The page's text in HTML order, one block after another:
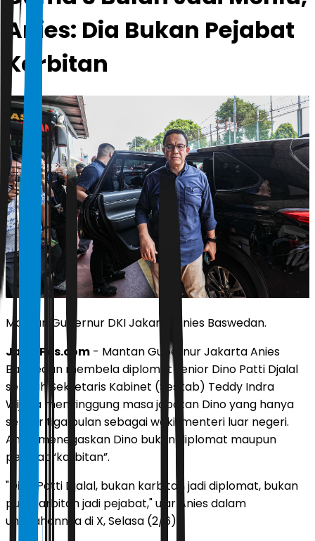
Anies: Dia Bukan Pejabat
Karbitan
Mantan Gubernur DKI Jakarta Anies Baswedan.
JawaPos.com - Mantan Gubernur Jakarta Anies
Baswedan membela diplomat senior Dino Patti Djalal
setelah Sekretaris Kabinet (Seskab) Teddy Indra
Wijaya menyinggung masa jabatan Dino yang hanya
sekitar tiga bulan sebagai wakil menteri luar negeri.
Anies menegaskan Dino bukan diplomat maupun
pejabat “karbitan”.
"Dino Patti Djalal, bukan karbitan jadi diplomat, bukan
pula karbitan jadi pejabat," ujar Anies dalam
unggahannya di X, Selasa (2/6).